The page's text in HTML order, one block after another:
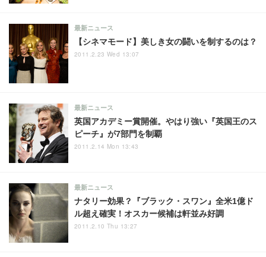
【シネマモード】美しき女の闘いを制するのは？
最新ニュース
2011.2.23 Wed 13:07
英国アカデミー賞開催。やはり強い『英国王のス
ピーチ』が7部門を制覇
最新ニュース
2011.2.14 Mon 13:43
ナタリー効果？『ブラック・スワン』全米1億ド
ル超え確実！オスカー候補は軒並み好調
最新ニュース
2011.2.10 Thu 13:27